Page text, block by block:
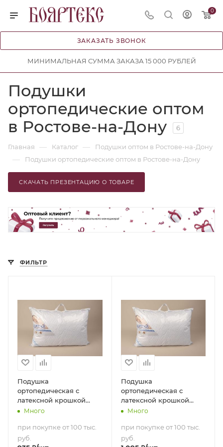
0
ЗАКАЗАТЬ ЗВОНОК
МИНИМАЛЬНАЯ СУММА ЗАКАЗА 15 000 РУБЛЕЙ
Подушки
ортопедические оптом
в Ростове-на-Дону
6
Главная — Каталог — Подушки оптом в Ростове-на-Дону
— Подушки ортопедические оптом в Ростове-на-Дону
СКАЧАТЬ ПРЕЗЕНТАЦИЮ О ТОВАРЕ
ФИЛЬТР
Подушка
ортопедическая с
латексной крошкой
(50х70)
Много
при покупке от 100 тыс.
руб.
Подушка
ортопедическая с
латексной крошкой
(70х70)
Много
при покупке от 100 тыс.
руб.